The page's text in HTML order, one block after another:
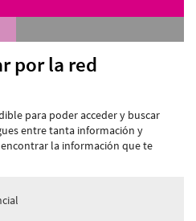
por la red
para poder acceder y buscar
entre tanta información y
la información que te